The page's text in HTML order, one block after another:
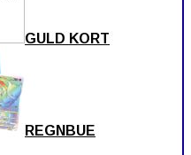
GULD KORT
REGNBUE